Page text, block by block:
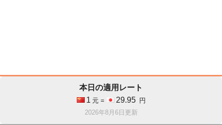
本日の適用レート
1 元 = 29.95
円
2026年8月6日更新